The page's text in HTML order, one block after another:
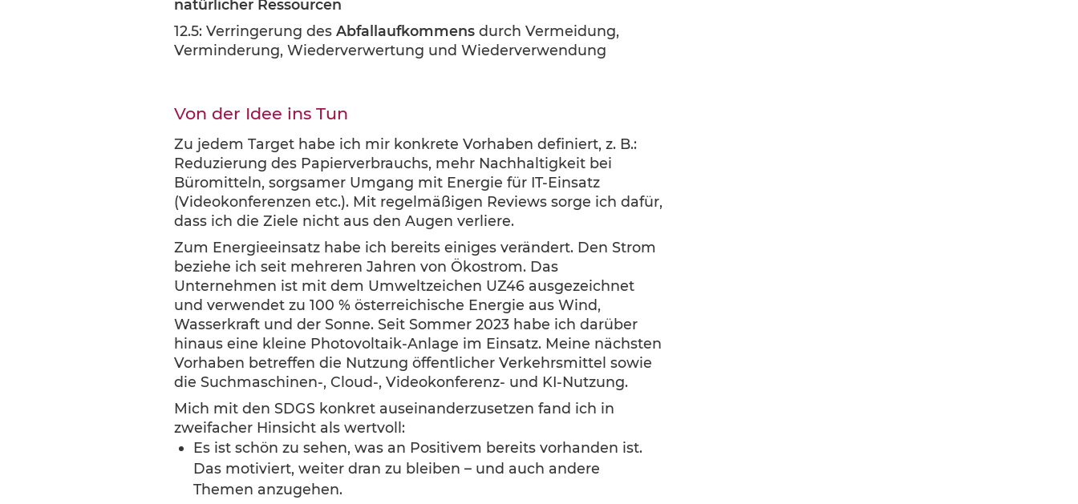
natürlicher Ressourcen
12.5: Verringerung des Abfallaufkommens durch Vermeidung,
Verminderung, Wiederverwertung und Wiederverwendung
Von der Idee ins Tun
Zu jedem Target habe ich mir konkrete Vorhaben definiert, z. B.:
Reduzierung des Papierverbrauchs, mehr Nachhaltigkeit bei
Büromitteln, sorgsamer Umgang mit Energie für IT-Einsatz
(Videokonferenzen etc.). Mit regelmäßigen Reviews sorge ich dafür,
dass ich die Ziele nicht aus den Augen verliere.
Zum Energieeinsatz habe ich bereits einiges verändert. Den Strom
beziehe ich seit mehreren Jahren von Ökostrom. Das
Unternehmen ist mit dem Umweltzeichen UZ46 ausgezeichnet
und verwendet zu 100 % österreichische Energie aus Wind,
Wasserkraft und der Sonne. Seit Sommer 2023 habe ich darüber
hinaus eine kleine Photovoltaik-Anlage im Einsatz. Meine nächsten
Vorhaben betreffen die Nutzung öffentlicher Verkehrsmittel sowie
die Suchmaschinen-, Cloud-, Videokonferenz- und KI-Nutzung.
Mich mit den SDGS konkret auseinanderzusetzen fand ich in
zweifacher Hinsicht als wertvoll:
Es ist schön zu sehen, was an Positivem bereits vorhanden ist.
Das motiviert, weiter dran zu bleiben – und auch andere
Themen anzugehen.